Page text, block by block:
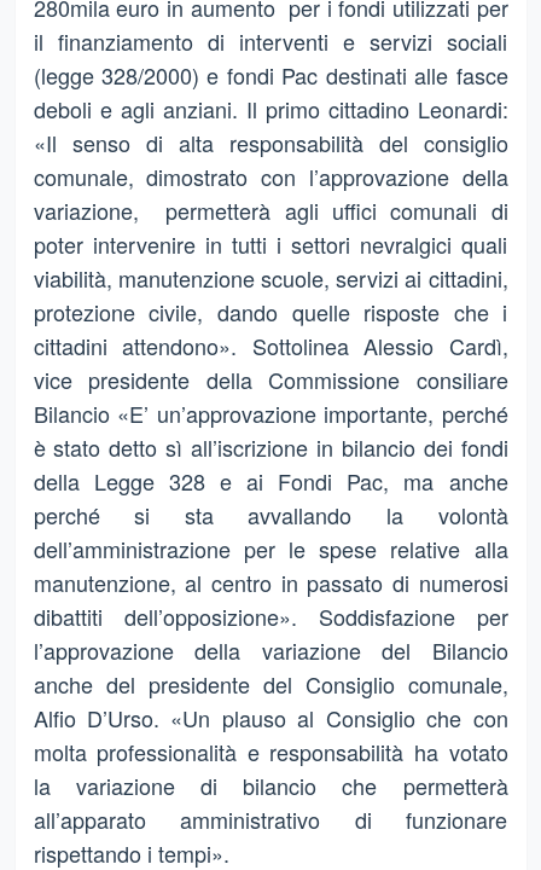
280mila euro in aumento per i fondi utilizzati per
il finanziamento di interventi e servizi sociali
(legge 328/2000) e fondi Pac destinati alle fasce
deboli e agli anziani. Il primo cittadino Leonardi:
«Il senso di alta responsabilità del consiglio
comunale, dimostrato con l’approvazione della
variazione, permetterà agli uffici comunali di
poter intervenire in tutti i settori nevralgici quali
viabilità, manutenzione scuole, servizi ai cittadini,
protezione civile, dando quelle risposte che i
cittadini attendono». Sottolinea Alessio Cardì,
vice presidente della Commissione consiliare
Bilancio «E’ un’approvazione importante, perché
è stato detto sì all’iscrizione in bilancio dei fondi
della Legge 328 e ai Fondi Pac, ma anche
perché si sta avvallando la volontà
dell’amministrazione per le spese relative alla
manutenzione, al centro in passato di numerosi
dibattiti dell’opposizione». Soddisfazione per
l’approvazione della variazione del Bilancio
anche del presidente del Consiglio comunale,
Alfio D’Urso. «Un plauso al Consiglio che con
molta professionalità e responsabilità ha votato
la variazione di bilancio che permetterà
all’apparato amministrativo di funzionare
rispettando i tempi».